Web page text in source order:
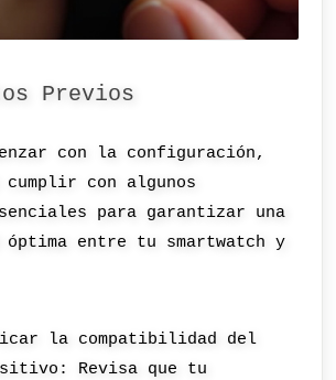
Previos
con la configuración,
cumplir con algunos
para garantizar una
óptima entre tu smartwatch y
la compatibilidad del
Revisa que tu